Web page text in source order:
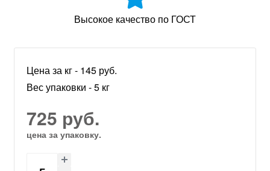
Высокое качество по ГОСТ
Цена за кг - 145 руб.
Вес упаковки - 5 кг
725 руб.
цена за упаковку.